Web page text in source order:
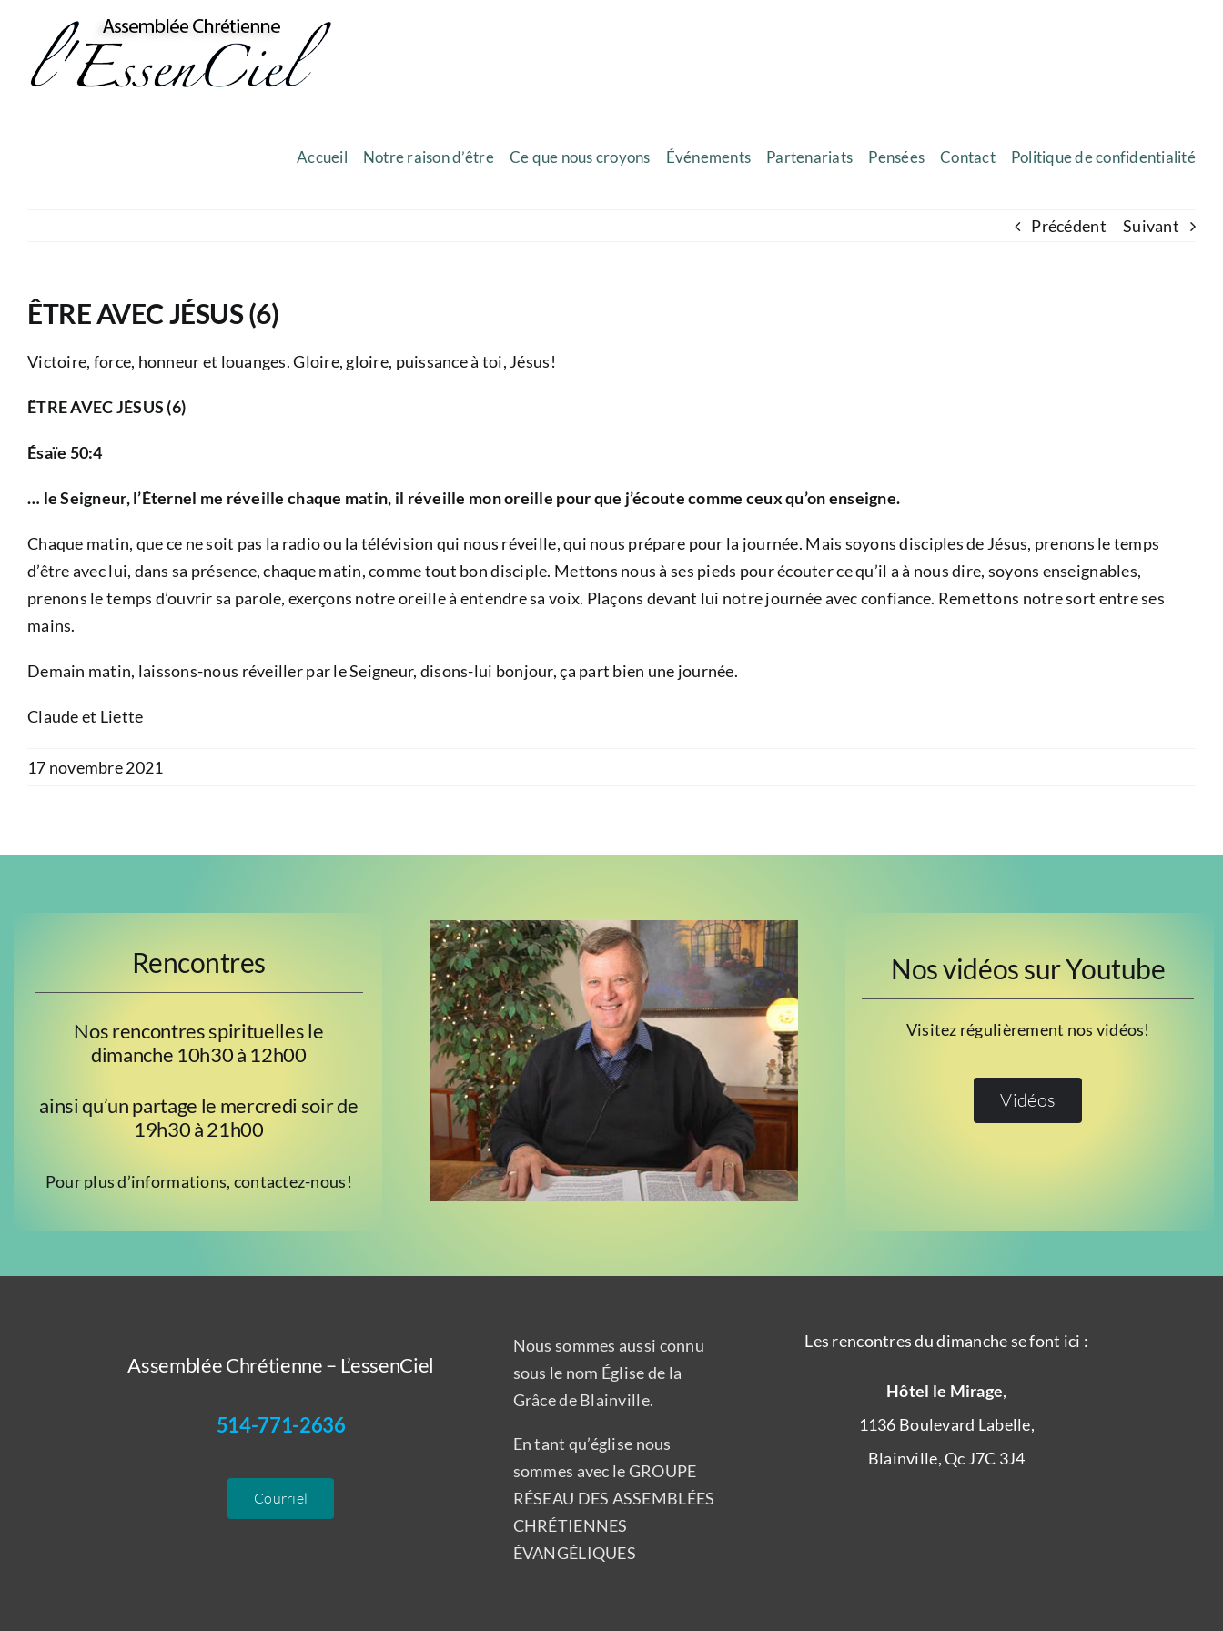
content
Accueil Notre raison d’être Ce que nous croyons Événements Partenariats Pensées Contact Politique de confidentialité
Précédent Suivant
ÊTRE AVEC JÉSUS (6)
Victoire, force, honneur et louanges. Gloire, gloire, puissance à toi, Jésus!
ÊTRE AVEC JÉSUS (6)
Ésaïe 50:4
… le Seigneur, l’Éternel me réveille chaque matin, il réveille mon oreille pour que j’écoute comme ceux qu’on enseigne.
Chaque matin, que ce ne soit pas la radio ou la télévision qui nous réveille, qui nous prépare pour la journée. Mais soyons disciples de Jésus, prenons le temps
d’être avec lui, dans sa présence, chaque matin, comme tout bon disciple. Mettons nous à ses pieds pour écouter ce qu’il a à nous dire, soyons enseignables,
prenons le temps d’ouvrir sa parole, exerçons notre oreille à entendre sa voix. Plaçons devant lui notre journée avec confiance. Remettons notre sort entre ses
mains.
Demain matin, laissons-nous réveiller par le Seigneur, disons-lui bonjour, ça part bien une journée.
Claude et Liette
17 novembre 2021
Rencontres
Nos rencontres spirituelles le
dimanche 10h30 à 12h00
ainsi qu’un partage le mercredi soir de
19h30 à 21h00
Pour plus d’informations, contactez-nous!
Nos vidéos sur Youtube
Visitez régulièrement nos vidéos!
Vidéos
Assemblée Chrétienne – L’essenCiel
514-771-2636
Courriel
Nous sommes aussi connu
sous le nom Église de la
Grâce de Blainville.
En tant qu’église nous
sommes avec le GROUPE
RÉSEAU DES ASSEMBLÉES
CHRÉTIENNES
ÉVANGÉLIQUES
Les rencontres du dimanche se font ici :
Hôtel le Mirage,
1136 Boulevard Labelle,
Blainville, Qc J7C 3J4